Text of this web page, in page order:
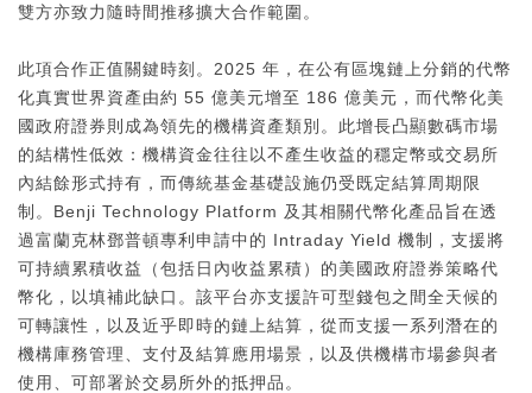
雙方亦致力隨時間推移擴大合作範圍。
此項合作正值關鍵時刻。2025 年，在公有區塊鏈上分銷的代幣
化真實世界資產由約 55 億美元增至 186 億美元，而代幣化美
國政府證券則成為領先的機構資產類別。此增長凸顯數碼市場
的結構性低效：機構資金往往以不產生收益的穩定幣或交易所
內結餘形式持有，而傳統基金基礎設施仍受既定結算周期限
制。Benji Technology Platform 及其相關代幣化產品旨在透
過富蘭克林鄧普頓專利申請中的 Intraday Yield 機制，支援將
可持續累積收益（包括日內收益累積）的美國政府證券策略代
幣化，以填補此缺口。該平台亦支援許可型錢包之間全天候的
可轉讓性，以及近乎即時的鏈上結算，從而支援一系列潛在的
機構庫務管理、支付及結算應用場景，以及供機構市場參與者
使用、可部署於交易所外的抵押品。